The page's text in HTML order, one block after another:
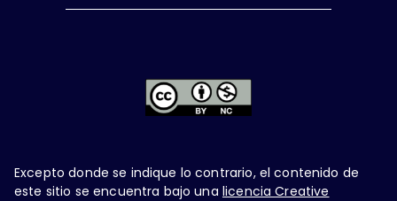
Excepto donde se indique lo contrario, el contenido de
este sitio se encuentra bajo una licencia Creative